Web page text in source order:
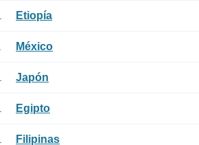
Etiopía
México
Japón
Egipto
Filipinas